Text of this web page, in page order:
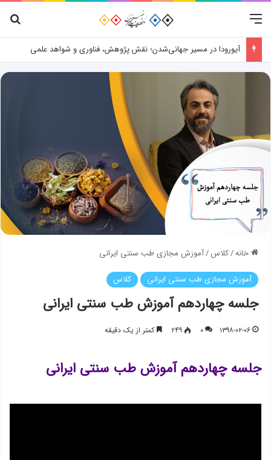
منو
آیورودا در مسیر جهانی‌شدن؛ نقش پژوهش، فناوری و شواهد علمی
خانه/کلاس/آموزش مجازی طب سنتی ایرانی
آموزش مجازی طب سنتی ایرانی کلاس
جلسه چهاردهم آموزش طب سنتی ایرانی
۱۳۹۸-۰۲-۰۶ ۰ ۲۴۹ کمتر از یک دقیقه
جلسه چهاردهم آموزش طب سنتی ایرانی